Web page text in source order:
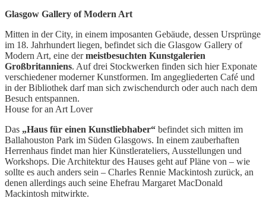
Glasgow Gallery of Modern Art
Mitten in der City, in einem imposanten Gebäude, dessen Ursprünge
im 18. Jahrhundert liegen, befindet sich die Glasgow Gallery of
Modern Art, eine dermeistbesuchten Kunstgalerien
Großbritanniens. Auf drei Stockwerken finden sich hier Exponate
verschiedener moderner Kunstformen. Im angegliederten Café und
in der Bibliothek darf man sich zwischendurch oder auch nach dem
Besuch entspannen.
House for an Art Lover
Das „Haus für einen Kunstliebhaber“ befindet sich mitten im
Ballahouston Park im Süden Glasgows. In einem zauberhaften
Herrenhaus findet man hier Künstlerateliers, Ausstellungen und
Workshops. Die Architektur des Hauses geht auf Pläne von – wie
sollte es auch anders sein – Charles Rennie Mackintosh zurück, an
denen allerdings auch seine Ehefrau Margaret MacDonald
Mackintosh mitwirkte.